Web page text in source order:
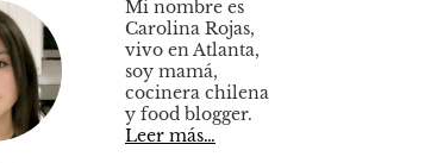
Mi nombre es
Carolina Rojas,
vivo en Atlanta,
soy mamá,
cocinera chilena
y food blogger.
Leer más…